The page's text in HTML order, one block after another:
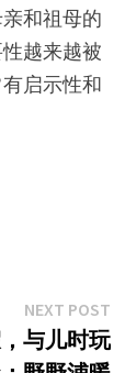
和祖母的
越来越被
启示性和
NEXT POST
与儿时玩